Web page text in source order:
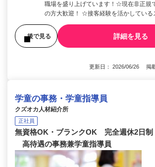
職場を盛り上げています！☆現在非正規
の方大歓迎！ ☆接客経験を活かしてい
後で見る 詳細を見る
更新日： 2026/06/26 掲
学童の事務・学童指導員
クズオカ人材紹介所
正社員
無資格OK・ブランクOK 完全週休2日制
高待遇の事務兼学童指導員